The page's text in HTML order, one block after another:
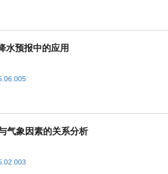
水预报中的应用
气象因素的关系分析